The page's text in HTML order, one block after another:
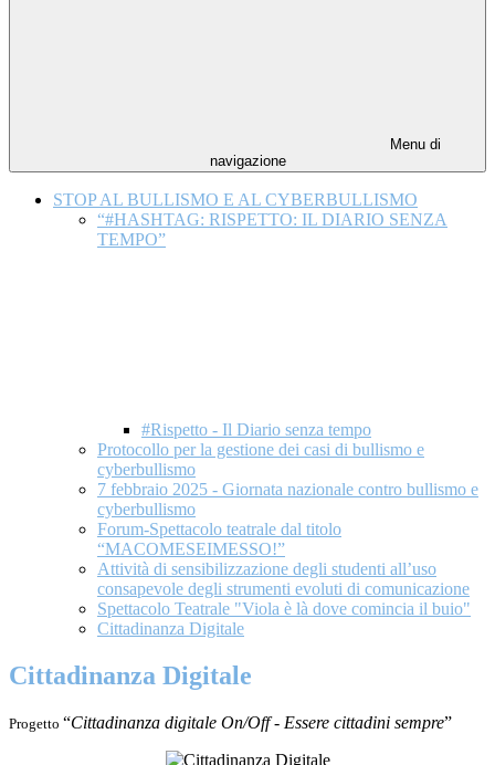
Menu di
navigazione
STOP AL BULLISMO E AL CYBERBULLISMO
“#HASHTAG: RISPETTO: IL DIARIO SENZA
TEMPO”
#Rispetto - Il Diario senza tempo
Protocollo per la gestione dei casi di bullismo e
cyberbullismo
7 febbraio 2025 - Giornata nazionale contro bullismo e
cyberbullismo
Forum-Spettacolo teatrale dal titolo
“MACOMESEIMESSO!”
Attività di sensibilizzazione degli studenti all’uso
consapevole degli strumenti evoluti di comunicazione
Spettacolo Teatrale "Viola è là dove comincia il buio"
Cittadinanza Digitale
Cittadinanza Digitale
Progetto “Cittadinanza digitale On/Off - Essere cittadini sempre”